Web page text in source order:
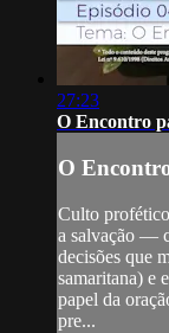
27:23
O Encontro
O
Culto
a salvação —
decisões que
samaritana) e
papel da
pre...